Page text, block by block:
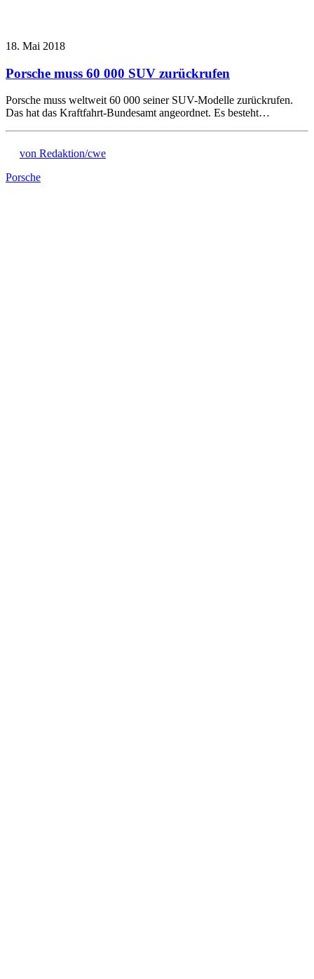
18. Mai 2018
Porsche muss 60 000 SUV zurückrufen
Porsche muss weltweit 60 000 seiner SUV-Modelle zurückrufen.
Das hat das Kraftfahrt-Bundesamt angeordnet. Es besteht…
von Redaktion/cwe
Porsche